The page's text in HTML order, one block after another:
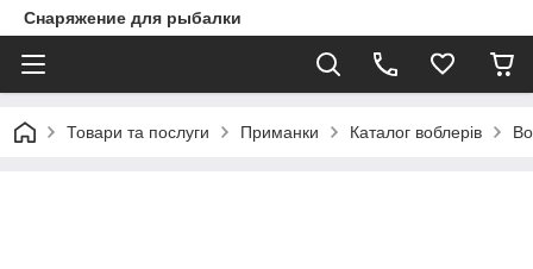
Снаряжение для рыбалки
Товари та послуги Приманки Каталог воблерів